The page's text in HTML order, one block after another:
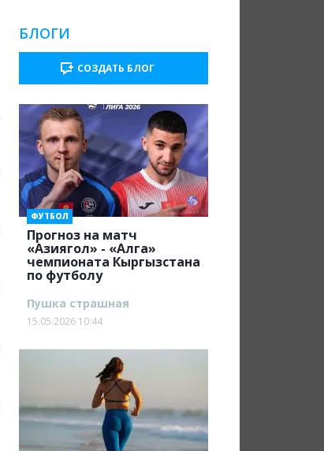
БЛОГИ
СОЗДАТЬ БЛОГ
Прогноз на матч
«Азиягол» - «Алга»
чемпионата Кыргызстана
по футболу
ФУТБОЛ
Пушка страшная
15.05.2026 10:44